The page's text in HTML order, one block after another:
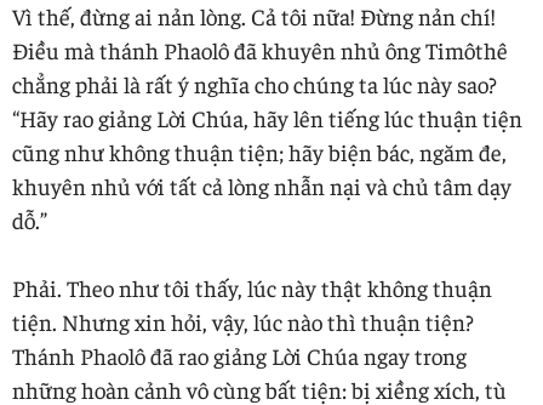
Vì thế, đừng ai nản lòng. Cả tôi nữa! Đừng nản chí!
Điều mà thánh Phaolô đã khuyên nhủ ông Timôthê
chẳng phải là rất ý nghĩa cho chúng ta lúc này sao?
“Hãy rao giảng Lời Chúa, hãy lên tiếng lúc thuận tiện
cũng như không thuận tiện; hãy biện bác, ngăm đe,
khuyên nhủ với tất cả lòng nhẫn nại và chủ tâm dạy
dỗ.”
Phải. Theo như tôi thấy, lúc này thật không thuận
tiện. Nhưng xin hỏi, vậy, lúc nào thì thuận tiện?
Thánh Phaolô đã rao giảng Lời Chúa ngay trong
những hoàn cảnh vô cùng bất tiện: bị xiềng xích, tù